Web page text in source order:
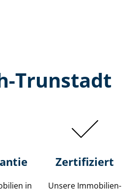
Trunstadt
in
Zertifiziert
Unsere Immobilien­